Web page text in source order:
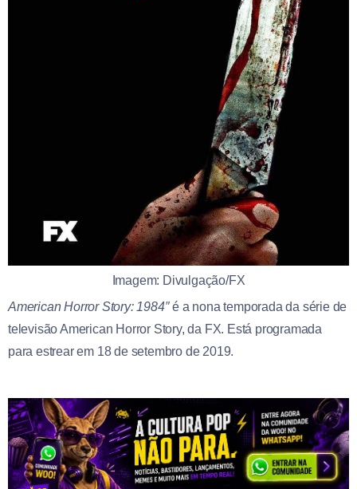
Imagem: Divulgação/FX
American Horror Story: 1984″é a nona temporada da série de
televisão American Horror Story, da FX. Está programada
para estrear em 18 de setembro de 2019.